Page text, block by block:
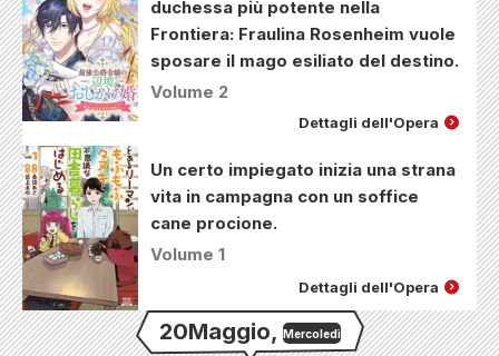
duchessa più potente nella
Frontiera: Fraulina Rosenheim vuole
sposare il mago esiliato del destino.
Volume 2
Dettagli dell'Opera
Un certo impiegato inizia una strana
vita in campagna con un soffice
cane procione.
Volume 1
Dettagli dell'Opera
20Maggio, Mercoledì